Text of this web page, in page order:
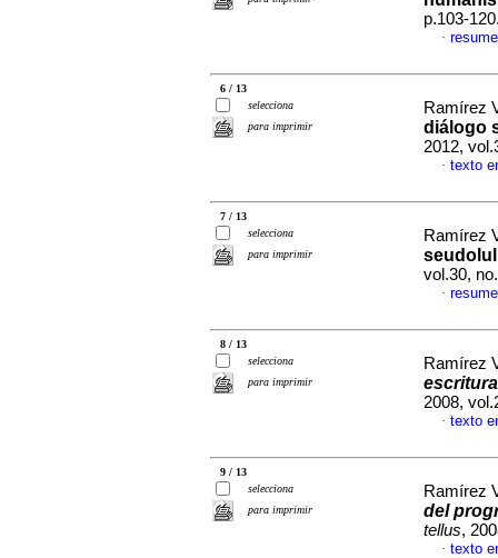
p.103-
·
6 / 13
selecciona
para imprimir
Ramírez
diálogo
2012,
· texto
7 / 13
selecciona
para imprimir
Ramírez
vol.30,
·
8 / 13
selecciona
para imprimir
Ramírez
2008,
· texto
9 / 13
selecciona
para imprimir
Ramírez
del
tellus,
· texto